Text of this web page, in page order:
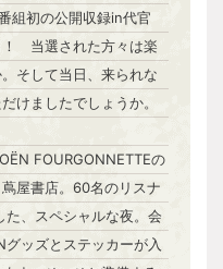
初の公開収録in代官
！ 当選された方々は楽
そして当日、来られな
けましたでしょうか。
FOURGONNETTEの
屋書店。60名のリスナ
た、スペシャルな夜。会
ッズとステッカーが入